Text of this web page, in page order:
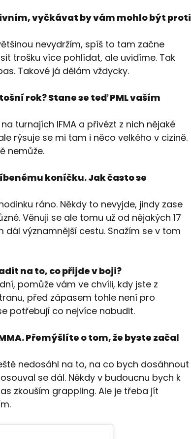
vyčkávat by vám mohlo být proti
nevydržím, spíš to tam začne
trošku více pohlídat, ale uvidíme. Tak
Takové já dělám vždycky.
rok? Stane se teď PML vaším
turnajích IFMA a přivézt z nich nějaké
rýsuje se mi tam i něco velkého v cizině.
nemůže.
koníčku. Jak často se
ráno. Někdy to nevyjde, jindy zase
Věnuji se ale tomu už od nějakých 17
významnější cestu. Snažím se v tom
na to, co přijde v boji?
pomůže vám ve chvíli, kdy jste z
před zápasem tohle není pro
potřebují co nejvíce nabudit.
Přemýšlíte o tom, že byste začal
nedosáhl na to, na co bych dosáhnout
se dál. Někdy v budoucnu bych k
zkouším grappling. Ale je třeba jít